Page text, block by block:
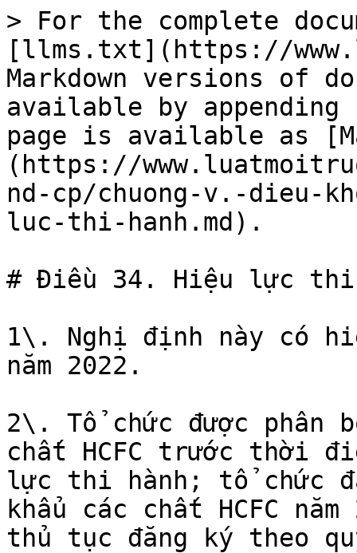
> For the complete
[llms.txt](https://
Markdown versions of
available by
page is available as
(https://
nd-cp/chuong-v.-dieu-
luc-thi-hanh.md).
# Điều 34. Hiệu lực thi
1\. Nghị định này có
năm 2022.
2\. Tổ chức được phân
chất HCFC trước thời
lực thi hành; tổ chức
khẩu các chất HCFC
thủ tục đăng ký theo